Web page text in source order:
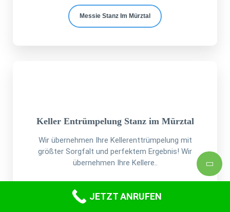
Messie Stanz Im Mürztal
Keller Entrümpelung Stanz im Mürztal
Wir übernehmen Ihre Kellerenttrümpelung mit
größter Sorgfalt und perfektem Ergebnis! Wir
übernehmen Ihre Kellere..
Kellerentrümpelung Stanz Im Mürztal
JETZT ANRUFEN